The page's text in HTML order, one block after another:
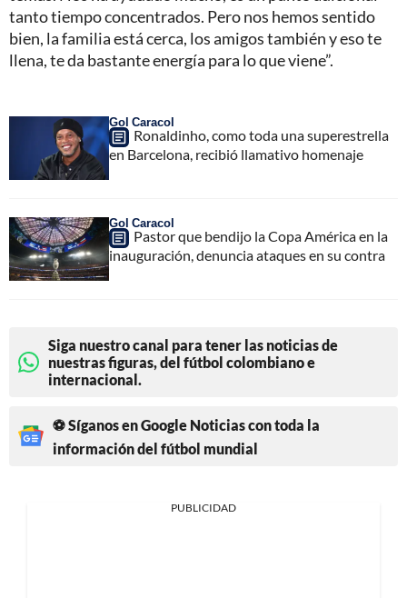
tanto tiempo concentrados. Pero nos hemos sentido
bien, la familia está cerca, los amigos también y eso te
llena, te da bastante energía para lo que viene”.
Gol Caracol
Ronaldinho, como toda una superestrella
en Barcelona, recibió llamativo homenaje
Gol Caracol
Pastor que bendijo la Copa América en la
inauguración, denuncia ataques en su contra
Siga nuestro canal para tener las noticias de
nuestras figuras, del fútbol colombiano e
internacional.
⚽ Síganos en Google Noticias con toda la
información del fútbol mundial
PUBLICIDAD